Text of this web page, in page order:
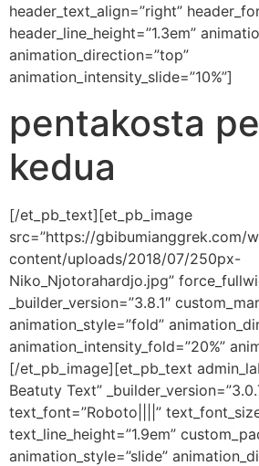
header_text_align=”right”
header_line_height=”1.3em”
animation_direction=”top”
animation_intensity_slide=”10%”]
pentakosta
kedua
[/et_pb_text][et_pb_image
src=”https://gbibumianggrek.com/
content/uploads/2018/07/250px-
Niko_Njotorahardjo.jpg”
_builder_version=”3.8.1″
animation_style=”fold”
animation_intensity_fold=”20%”
[/et_pb_image][et_pb_text
Beatuty Text”
text_font=”Roboto||||”
text_line_height=”1.9em”
animation_style=”slide”